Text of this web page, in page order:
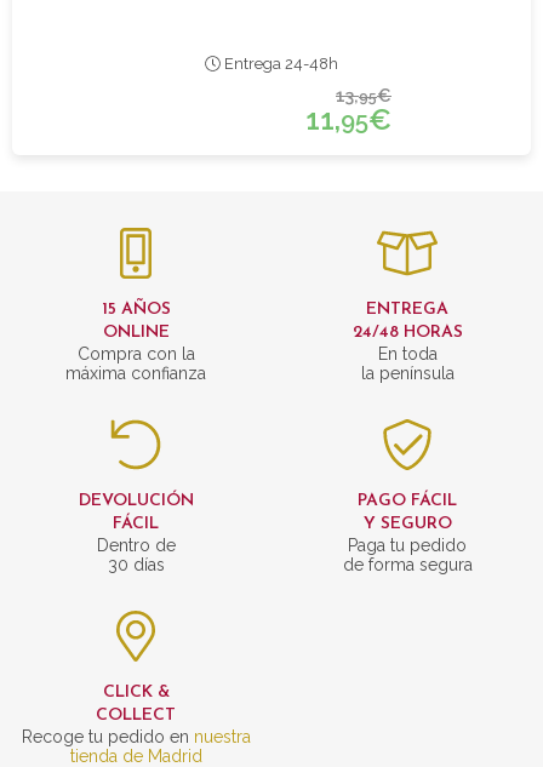
Entrega 24-48h
13,95€
11,95€
15 AÑOS
ONLINE
Compra con la
máxima confianza
ENTREGA
24/48 HORAS
En toda
la península
DEVOLUCIÓN
FÁCIL
Dentro de
30 días
PAGO FÁCIL
Y SEGURO
Paga tu pedido
de forma segura
CLICK &
COLLECT
Recoge tu pedido en nuestra
tienda de Madrid